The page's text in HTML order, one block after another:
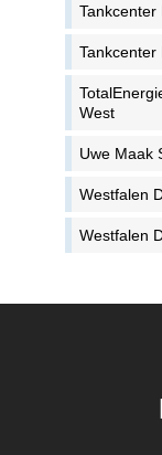
Tankcenter
Tankcenter
West
Uwe Maak
Westfalen
Westfalen